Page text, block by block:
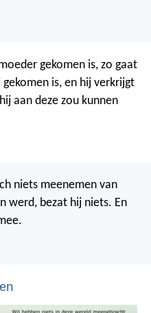
gekomen is, zo gaat
is, en hij verkrijgt
aan deze zou kunnen
niets meenemen van
werd, bezat hij niets. En